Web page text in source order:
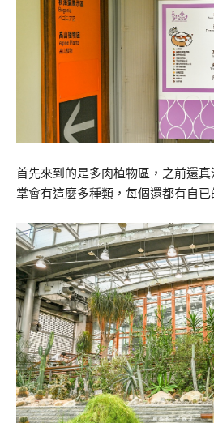
首先來到的是多肉植物區，之前還
掌會有這麼多種類，每個還都有自